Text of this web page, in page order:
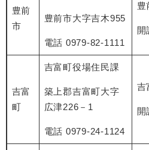
豊前
市
豊前市大字吉木955
電話 0979-82-1111
豊
開
吉富
町
吉富町役場住民課
築上郡吉富町大字
広津226－1
電話 0979-24-1124
吉
開